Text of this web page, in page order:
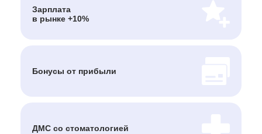
Зарплата
в рынке +10%
Бонусы от прибыли
ДМС со стоматологией